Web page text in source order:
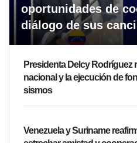
oportunidades de
diálogo de sus
Presidenta Delcy
nacional y la ejecución de
sismos
Venezuela y Suriname